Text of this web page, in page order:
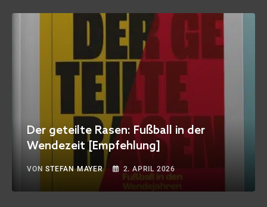
Der geteilte Rasen: Fußball in der
Wendezeit [Empfehlung]
VONSTEFAN MAYER 2. APRIL 2026